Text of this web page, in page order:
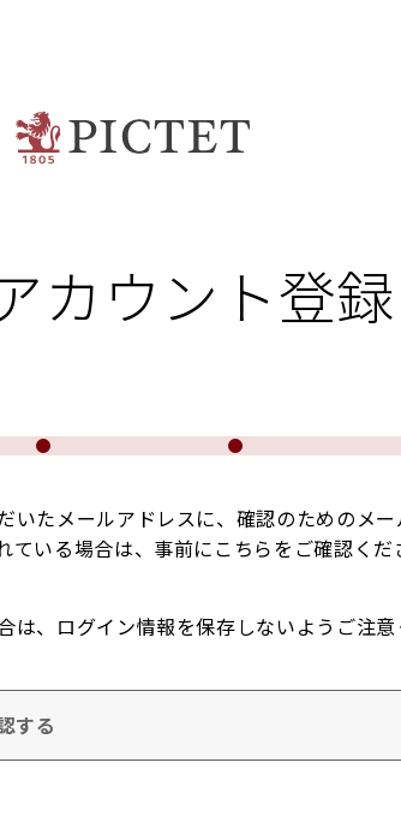
カウント登録
いたメールアドレスに、確認のためのメ
ている場合は、事前にこちらをご確認くだ
は、ログイン情報を保存しないようご注意
する